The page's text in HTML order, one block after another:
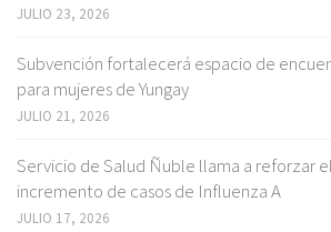
JULIO 23, 2026
Subvención fortalecerá espacio de
para mujeres de Yungay
JULIO 21, 2026
Servicio de Salud Ñuble llama a reforzar
incremento de casos de Influenza A
JULIO 17, 2026